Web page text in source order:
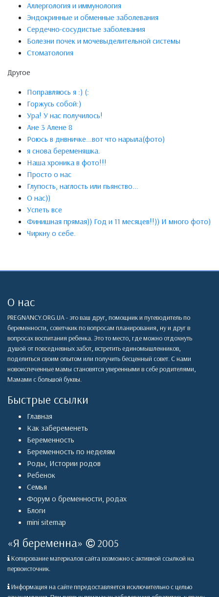
Аллергология и иммунология
Эндокринные и обменные заболевания
Сердечно-сосудистые заболевания
Болезни почек и мочевыделительной системы
Стоматология
Другое
Поправляюсь я :) (:
Горжусь собой:)
Ура! У нас получилось!
Ане 3 Алене 8
Роюсь в днвничке...вот что нарыла(фото)
я снова беременяшка.
Наша хроника в фото!!!
Просто о нас
Глупость, наглость или пьянство...
О нас))
Успеть все
Финишная прямая)) Год и 11 месяцев!!)) И много фото)
Чиркну о себе.
О нас
PREGNANCY.ORG.UA - это ваш друг, помощник и путеводитель по
беременности, советчкик по вопросам планирования, ну и друг в
вопросах воспитания ребенка. Это то место, где можно отдохнуть
душой от повседневных забот, встретить единомышленников,
поделиться своим опытом или получить бесценный совет. С нами
новоиспеченные мамы становятся уверенными в себе родителями,
Мамами с большой буквы.
Быстрые ссылки
Главная
Как забеременеть
Беременность
Беременность по неделям
Роды, Истории родов
Ребенок
Семья
Форум о бременности, родах
Блоги
mini sitemap
«Я беременна» 2005
Копирование материалов сайта возможно с активной ссылкой на
первоисточник.
Информация на сайте ппредоставляется исключительно с целью